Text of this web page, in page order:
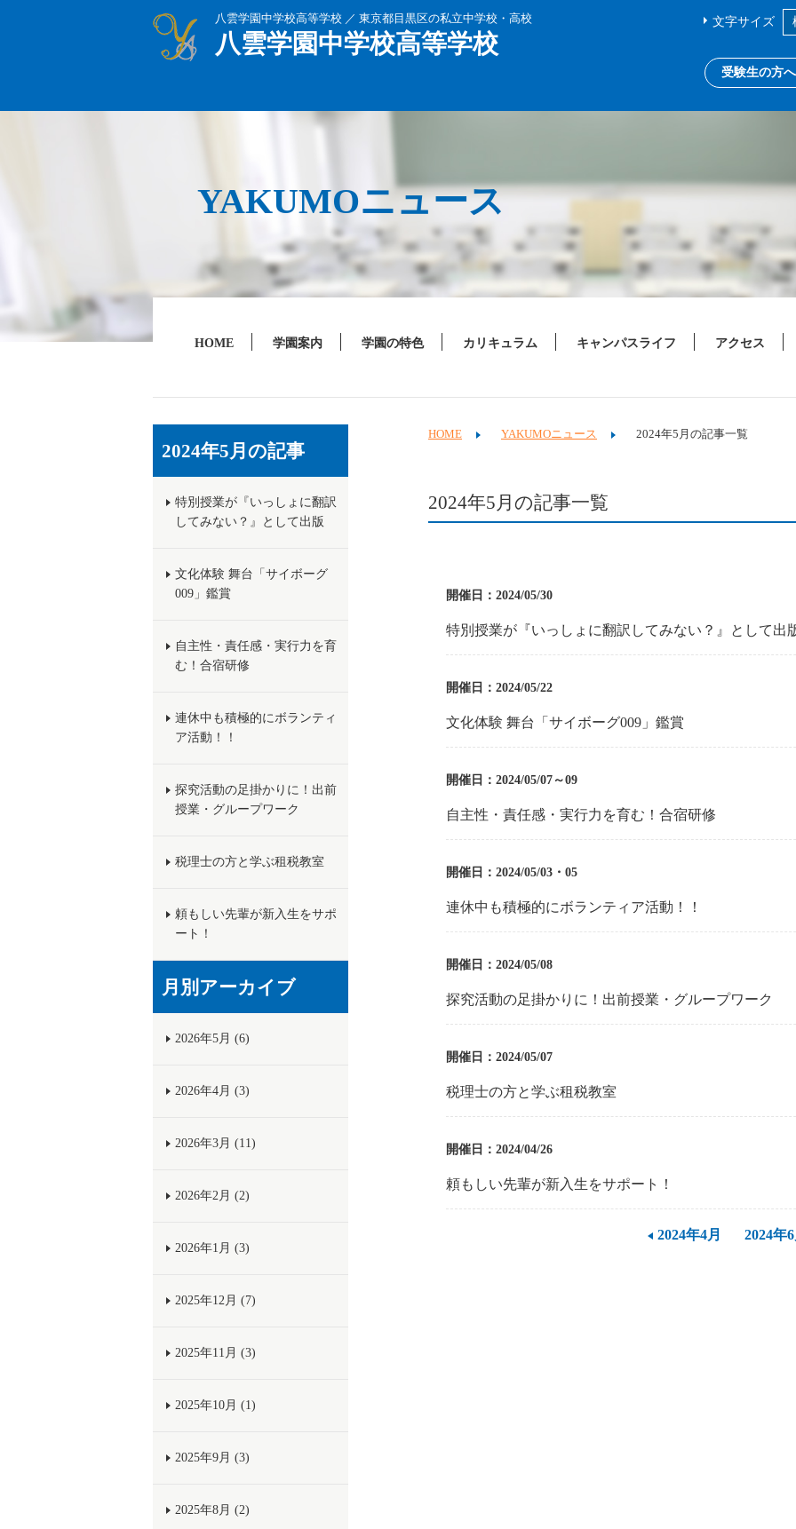
八雲学園中学校高等学校 ／ 東京都目黒区の私立中学校・高校
八雲学園中学校高等学校
文字サイズ
受験生の方へ
YAKUMOニュース
HOME 学園案内 学園の特色 カリキュラム キャンパスライフ アクセス
HOME YAKUMOニュース 2024年5月の記事一覧
2024年5月の記事一覧
開催日：2024/05/30
特別授業が『いっしょに翻訳してみない？』として出
開催日：2024/05/22
文化体験 舞台「サイボーグ009」鑑賞
開催日：2024/05/07～09
自主性・責任感・実行力を育む！合宿研修
開催日：2024/05/03・05
連休中も積極的にボランティア活動！！
開催日：2024/05/08
探究活動の足掛かりに！出前授業・グループワーク
開催日：2024/05/07
税理士の方と学ぶ租税教室
開催日：2024/04/26
頼もしい先輩が新入生をサポート！
2024年4月 2024年
2024年5月の記事
特別授業が『いっしょに翻訳
してみない？』として出版
文化体験 舞台「サイボーグ
009」鑑賞
自主性・責任感・実行力を育
む！合宿研修
連休中も積極的にボランティ
ア活動！！
探究活動の足掛かりに！出前
授業・グループワーク
税理士の方と学ぶ租税教室
頼もしい先輩が新入生をサポ
ート！
月別アーカイブ
2026年5月 (6)
2026年4月 (3)
2026年3月 (11)
2026年2月 (2)
2026年1月 (3)
2025年12月 (7)
2025年11月 (3)
2025年10月 (1)
2025年9月 (3)
2025年8月 (2)